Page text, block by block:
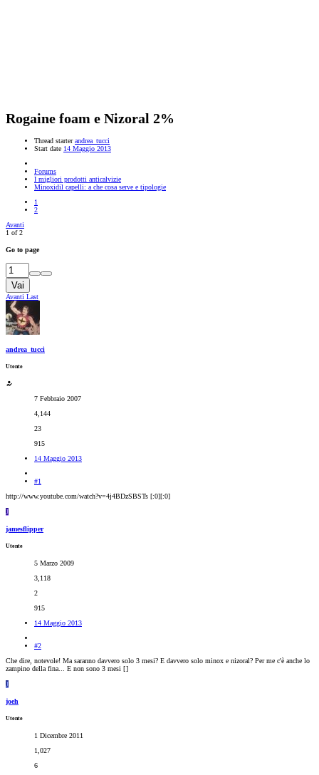
Rogaine foam e Nizoral 2%
Thread starter andrea_tucci
Start date 14 Maggio 2013
Forums
I migliori prodotti anticalvizie
Minoxidil capelli: a che cosa serve e tipologie
1
2
Avanti
1 of 2
Go to page
Vai
Avanti Last
andrea_tucci
Utente
7 Febbraio 2007
4,144
23
915
14 Maggio 2013
#1
http://www.youtube.com/watch?v=4j4BDzSBSTs [:0][:0]
J
jamesflipper
Utente
5 Marzo 2009
3,118
2
915
14 Maggio 2013
#2
Che dire, notevole! Ma saranno davvero solo 3 mesi? E davvero solo minox e nizoral? Per me c'è anche lo
zampino della fina... E non sono 3 mesi []
J
joeh
Utente
1 Dicembre 2011
1,027
6